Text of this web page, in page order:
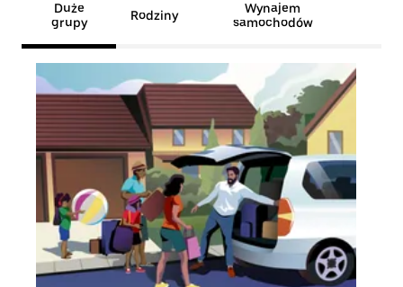
Duże
grupy
Rodziny
Wynajem
samochodów